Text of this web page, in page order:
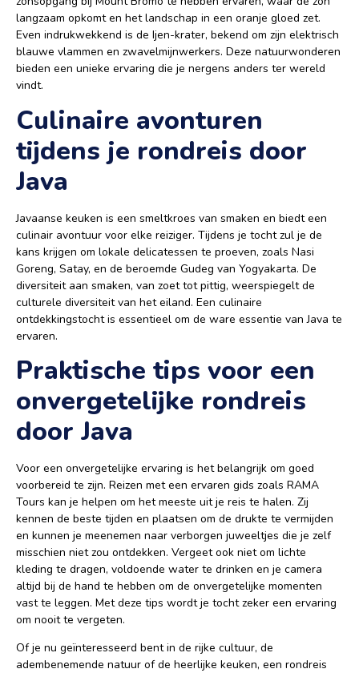
langzaam opkomt en het landschap in een oranje gloed zet.
Even indrukwekkend is de Ijen-krater, bekend om zijn elektrisch
blauwe vlammen en zwavelmijnwerkers. Deze natuurwonderen
bieden een unieke ervaring die je nergens anders ter wereld
vindt.
Culinaire avonturen
tijdens je rondreis door
Java
Javaanse keuken is een smeltkroes van smaken en biedt een
culinair avontuur voor elke reiziger. Tijdens je tocht zul je de
kans krijgen om lokale delicatessen te proeven, zoals Nasi
Goreng, Satay, en de beroemde Gudeg van Yogyakarta. De
diversiteit aan smaken, van zoet tot pittig, weerspiegelt de
culturele diversiteit van het eiland. Een culinaire
ontdekkingstocht is essentieel om de ware essentie van Java te
ervaren.
Praktische tips voor een
onvergetelijke rondreis
door Java
Voor een onvergetelijke ervaring is het belangrijk om goed
voorbereid te zijn. Reizen met een ervaren gids zoals RAMA
Tours kan je helpen om het meeste uit je reis te halen. Zij
kennen de beste tijden en plaatsen om de drukte te vermijden
en kunnen je meenemen naar verborgen juweeltjes die je zelf
misschien niet zou ontdekken. Vergeet ook niet om lichte
kleding te dragen, voldoende water te drinken en je camera
altijd bij de hand te hebben om de onvergetelijke momenten
vast te leggen. Met deze tips wordt je tocht zeker een ervaring
om nooit te vergeten.
Of je nu geïnteresseerd bent in de rijke cultuur, de
adembenemende natuur of de heerlijke keuken, een rondreis